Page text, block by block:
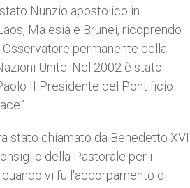
Nunzio apostolico in
Malesia e Brunei, ricoprendo
permanente della
Unite. Nel 2002 è stato
II Presidente del Pontificio
stato chiamato da Benedetto XVI
della Pastorale per i
vi fu l'accorpamento di